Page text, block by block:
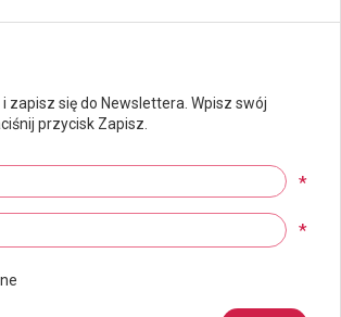
i zapisz się do Newslettera. Wpisz swój
przycisk Zapisz.
*
*
fraze